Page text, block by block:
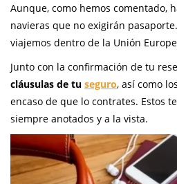
Aunque, como hemos comentado,
navieras que no exigirán
viajemos dentro de la Unión
Junto con la confirmación de tu
cláusulas de tu seguro, así como
encaso de que lo contrates. Estos
siempre anotados y a la vista.